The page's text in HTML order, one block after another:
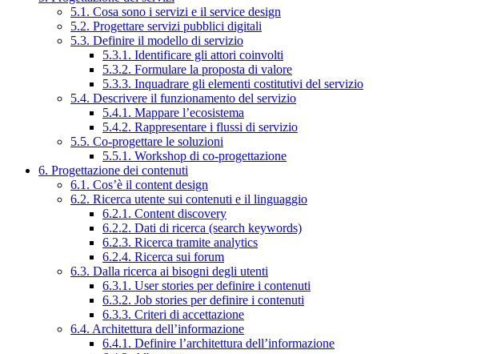
5.1. Cosa sono i servizi e il service design
5.2. Progettare servizi pubblici digitali
5.3. Definire il modello di servizio
5.3.1. Identificare gli attori coinvolti
5.3.2. Formulare la proposta di valore
5.3.3. Inquadrare gli elementi costitutivi del servizio
5.4. Descrivere il funzionamento del servizio
5.4.1. Mappare l’ecosistema
5.4.2. Rappresentare i flussi di servizio
5.5. Co-progettare le soluzioni
5.5.1. Workshop di co-progettazione
6. Progettazione dei contenuti
6.1. Cos’è il content design
6.2. Ricerca utente sui contenuti e il linguaggio
6.2.1. Content discovery
6.2.2. Dati di ricerca (search keywords)
6.2.3. Ricerca tramite analytics
6.2.4. Ricerca sui forum
6.3. Dalla ricerca ai bisogni degli utenti
6.3.1. User stories per definire i contenuti
6.3.2. Job stories per definire i contenuti
6.3.3. Criteri di accettazione
6.4. Architettura dell’informazione
6.4.1. Definire l’architettura dell’informazione